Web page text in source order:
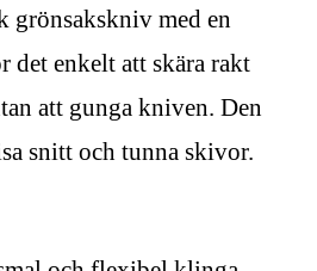
grönsakskniv med en
det enkelt att skära rakt
att gunga kniven. Den
snitt och tunna skivor.